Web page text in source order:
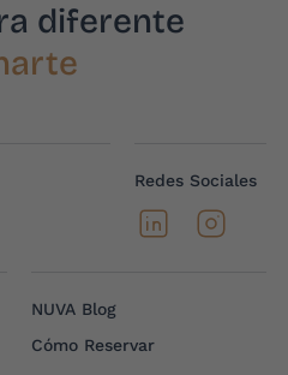
diferente
Redes Sociales
NUVA Blog
Cómo Reservar